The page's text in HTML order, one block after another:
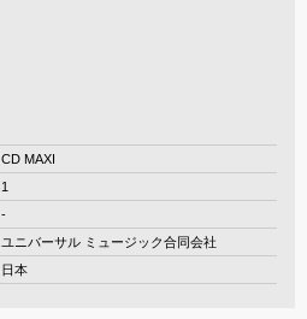
CD MAXI
1
-
ユニバーサル ミュージック合同会社
日本